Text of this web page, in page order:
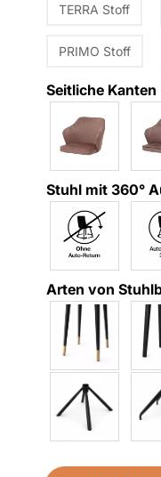
TERRA Stoff
PRIMO Stoff
Seitliche Kanten
Stuhl mit 360°
Arten von